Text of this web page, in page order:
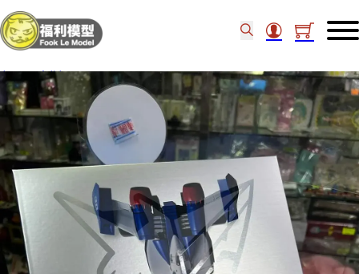
未分類 / BANDAI MegaHouse SUPER ASURADA 01 Ver.2 837128